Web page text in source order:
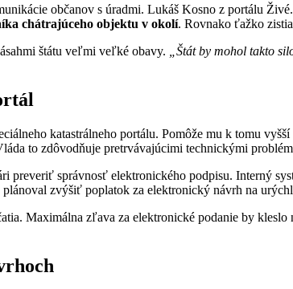
občanov s úradmi. Lukáš Kosno z portálu
chátrajúceho objektu v okolí. Rovnako ťažko zistia
štátu veľmi veľké obavy.
„Štát by mohol takto
katastrálneho portálu. Pomôže mu k tomu
to zdôvodňuje pretrvávajúcimi technickými
preveriť správnosť elektronického podpisu. Interný
plánoval zvýšiť poplatok za elektronický návrh na
Maximálna zľava za elektronické podanie by